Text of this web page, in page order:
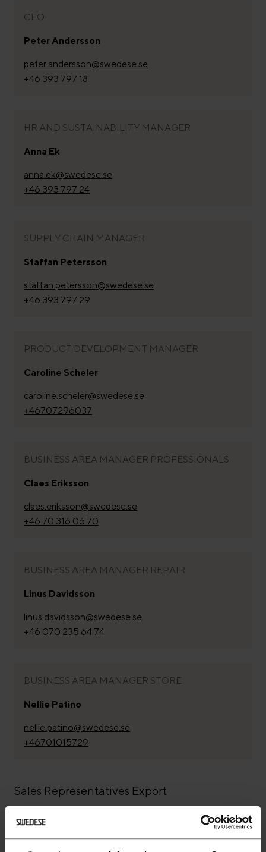
CFO
Peter Andersson
peter.andersson@swedese.se
+46 393 797 18
HR AND SUSTAINABILITY MANAGER
Anna Ek
anna.ek@swedese.se
+46 393 797 24
SUPPLY CHAIN MANAGER
Staffan Petersson
staffan.petersson@swedese.se
+46 393 797 29
PRODUCT DEVELOPMENT MANAGER
Caroline Scheler
caroline.scheler@swedese.se
+46707296037
BUSINESS AREA MANAGER PROFESSIONALS
Claes Eriksson
claes.eriksson@swedese.se
+46 70 316 06 70
BUSINESS AREA MANAGER REPAIR
Linus Davidsson
linus.davidsson@swedese.se
+46 070 235 64 74
BUSINESS AREA MANAGER STORE
Nellie Patino
nellie.patino@swedese.se
+46701015729
Sales Representatives Export
Arcaya equip s.l.
Paseo de cervantes 7 b 2º dcha atico b